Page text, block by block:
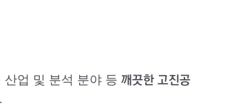
산업 및 분석 분야 등깨끗한 고진공
.